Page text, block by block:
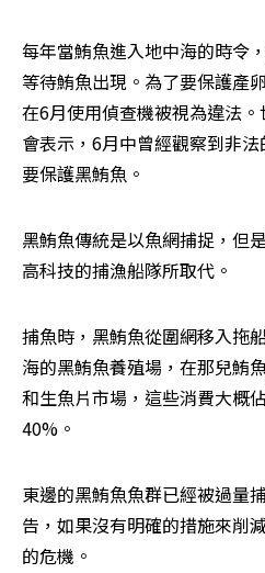
每年當鮪魚進入地中海的時令
等待鮪魚出現。為了要保護產
在6月使用偵查機被視為違法
會表示，6月中曾經觀察到非
要保護黑鮪魚。
黑鮪魚傳統是以魚網捕捉，但
高科技的捕漁船隊所取代。
捕魚時，黑鮪魚從圍網移入拖
海的黑鮪魚養殖場，在那兒鮪
和生魚片市場，這些消費大概
40%。
東邊的黑鮪魚魚群已經被過量
告，如果沒有明確的措施來削
的危機。